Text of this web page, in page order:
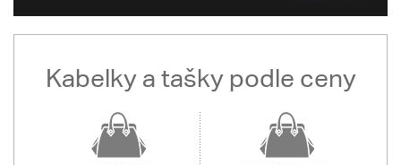
Kabelky a tašky podle ceny